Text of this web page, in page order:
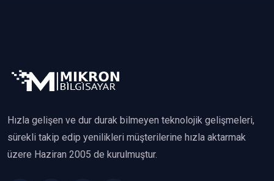
Hızla gelişen ve dur durak bilmeyen teknolojik gelişmeleri,
sürekli takip edip yenilikleri müşterilerine hızla aktarmak
üzere Haziran 2005 de kurulmuştur.